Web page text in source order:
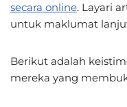
secara online. Layari
untuk maklumat
Berikut adalah
mereka yang